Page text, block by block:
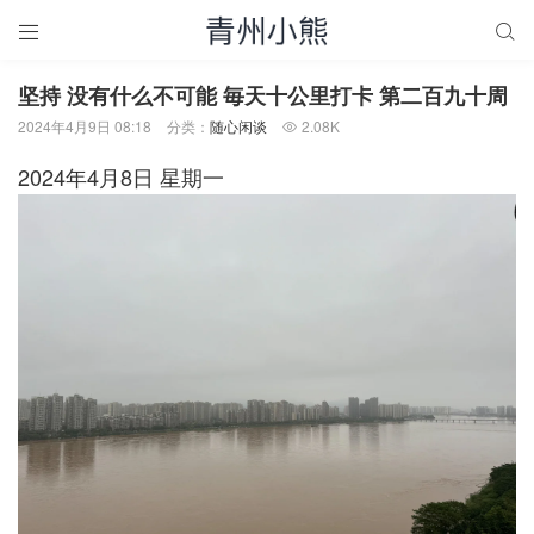
 
坚持 没有什么不可能 毎天十公里打卡 第二百九十周
2024年4月9日 08:18 分类： 随心闲谈  2.08K
2024年4月8日 星期一